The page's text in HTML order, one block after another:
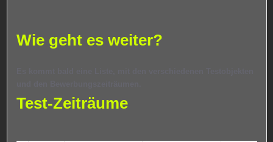
Wie geht es weiter?
Test-Zeiträume